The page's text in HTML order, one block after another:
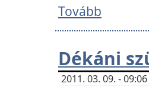
Tovább
Dékáni
2011. 03. 09. -